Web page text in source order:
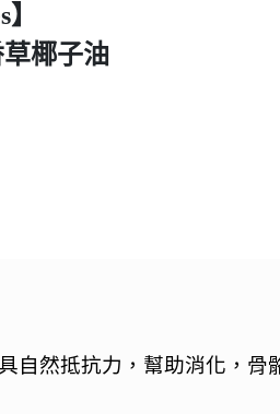
椰子油
自然抵抗力，幫助消化，骨